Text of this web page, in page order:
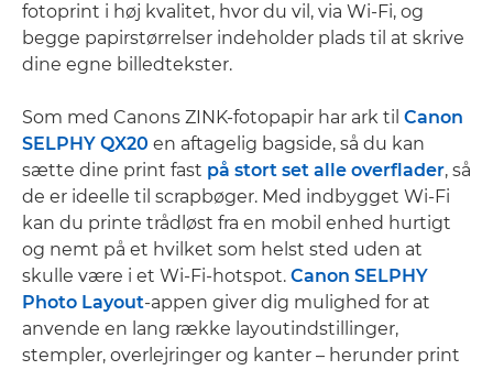
fotoprint i høj kvalitet, hvor du vil, via Wi-Fi, og
begge papirstørrelser indeholder plads til at skrive
dine egne billedtekster.
Som med Canons ZINK-fotopapir har ark til Canon
SELPHY QX20 en aftagelig bagside, så du kan
sætte dine print fast på stort set alle overflader, så
de er ideelle til scrapbøger. Med indbygget Wi-Fi
kan du printe trådløst fra en mobil enhed hurtigt
og nemt på et hvilket som helst sted uden at
skulle være i et Wi-Fi-hotspot. Canon SELPHY
Photo Layout-appen giver dig mulighed for at
anvende en lang række layoutindstillinger,
stempler, overlejringer og kanter – herunder print